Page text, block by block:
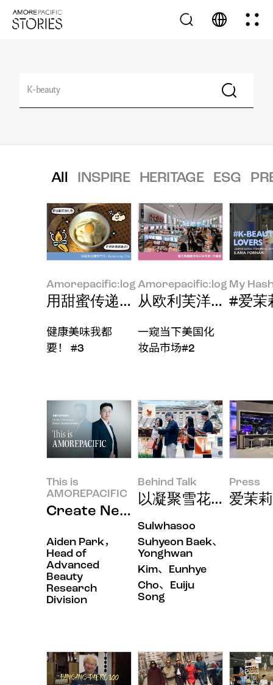
All INSPIRE HERITAGE ESG
Amorepacific:log
用甜蜜传递温暖
健康美味我都
要！ #3
Amorepacific:log
从欧利芙洋进军美
一窥当下美国化
妆品市场#2
My
#爱茉
This is
AMOREPACIFIC
Create New Beauty，用美容科
Aiden Park，
Head of
Advanced
Beauty
Research
Division
Behind Talk
以凝聚雪花秀神韵
Sulwhasoo
Suhyeon Baek、
Yonghwan
Kim、Eunhye
Cho、Euiju
Song
Press
爱茉